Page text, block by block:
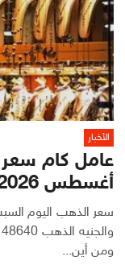
الأخبار
أغسطس 2026.. عيار 21 بكام
ومن أين...